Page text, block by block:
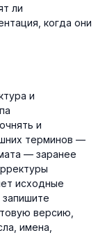
ли
когда они
и
и
терминов —
— заранее
исходные
версию,
имена,